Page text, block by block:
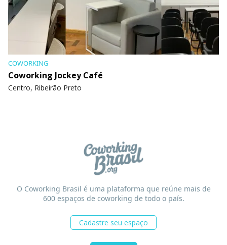
COWORKING
Coworking Jockey Café
Centro, Ribeirão Preto
O Coworking Brasil é uma plataforma que reúne mais de
600 espaços de coworking de todo o país.
Cadastre seu espaço